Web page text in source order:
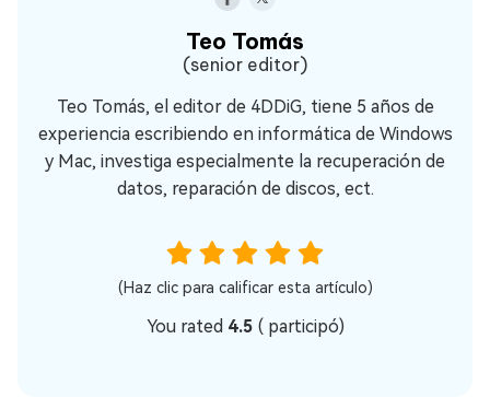
Teo Tomás
(senior editor)
Teo Tomás, el editor de 4DDiG, tiene 5 años de
experiencia escribiendo en informática de Windows
y Mac, investiga especialmente la recuperación de
datos, reparación de discos, ect.
(Haz clic para calificar esta artículo)
You rated 4.5 (participó)